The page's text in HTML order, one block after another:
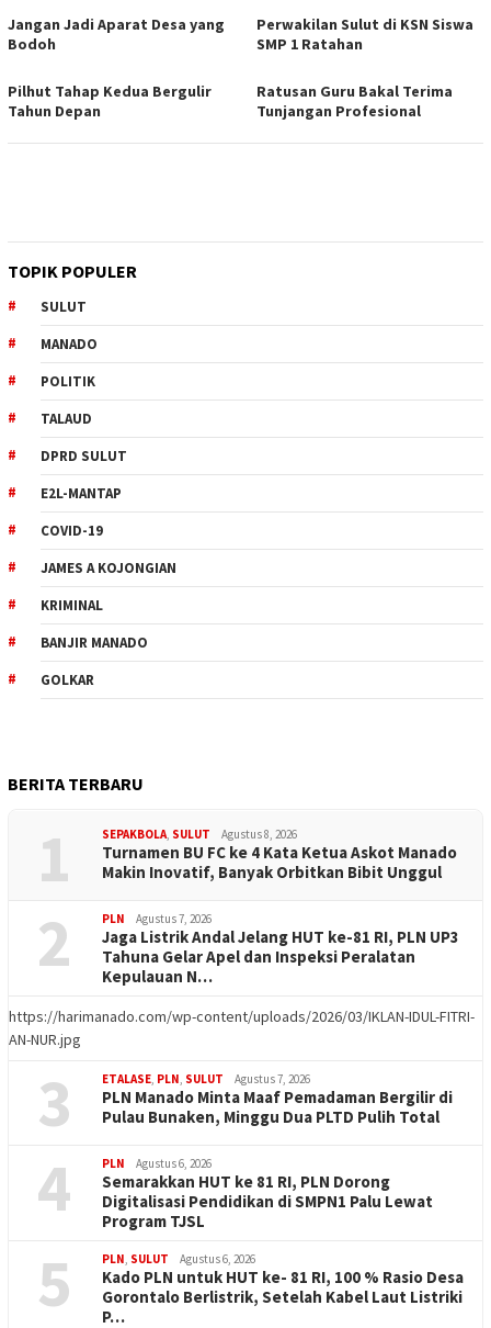
Jangan Jadi Aparat Desa yang
Bodoh
Perwakilan Sulut di KSN Siswa
SMP 1 Ratahan
Pilhut Tahap Kedua Bergulir
Tahun Depan
Ratusan Guru Bakal Terima
Tunjangan Profesional
TOPIK POPULER
SULUT
MANADO
POLITIK
TALAUD
DPRD SULUT
E2L-MANTAP
COVID-19
JAMES A KOJONGIAN
KRIMINAL
BANJIR MANADO
GOLKAR
BERITA TERBARU
1 SEPAKBOLA SULUT Agustus 8, 2026
Turnamen BU FC ke 4 Kata Ketua Askot Manado
Makin Inovatif, Banyak Orbitkan Bibit Unggul
2 PLN Agustus 7, 2026
Jaga Listrik Andal Jelang HUT ke-81 RI, PLN UP3
Tahuna Gelar Apel dan Inspeksi Peralatan
Kepulauan N…
https://harimanado.com/wp-content/uploads/2026/03/IKLAN-IDUL-FITRI-
AN-NUR.jpg
3 ETALASE PLN SULUT Agustus 7, 2026
PLN Manado Minta Maaf Pemadaman Bergilir di
Pulau Bunaken, Minggu Dua PLTD Pulih Total
4 PLN Agustus 6, 2026
Semarakkan HUT ke 81 RI, PLN Dorong
Digitalisasi Pendidikan di SMPN1 Palu Lewat
Program TJSL
5 PLN SULUT Agustus 6, 2026
Kado PLN untuk HUT ke- 81 RI, 100 % Rasio Desa
Gorontalo Berlistrik, Setelah Kabel Laut Listriki
P…